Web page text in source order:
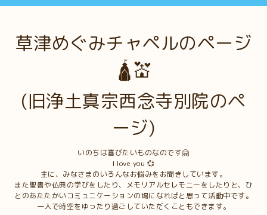
草津めぐみチャペルのページ
🛕💒
(旧浄土真宗西念寺別院のペ
ージ)
いのちは喜びたいものなのです🤗
I love you 💞
主に、みなさまのいろんなお悩みをお聞きしています。
また聖書や仏典の学びをしたり、メモリアルセレモニーをしたりと、ひ
とのあたたかいコミュニケーションの場になればと思って活動中です。
一人で時空をゆったり過ごしていただくこともできます。